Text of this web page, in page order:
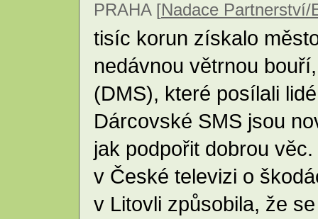
PRAHA [Nadace Partnerství/
tisíc korun získalo
nedávnou větrnou
(DMS), které posílali
Dárcovské SMS jsou
jak podpořit dobrou
v České televizi o
v Litovli způsobila, že